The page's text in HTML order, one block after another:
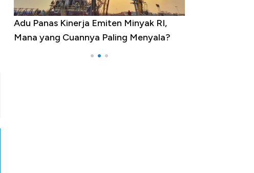
Adu Panas Kinerja Emiten Minyak RI,
Mana yang Cuannya Paling Menyala?